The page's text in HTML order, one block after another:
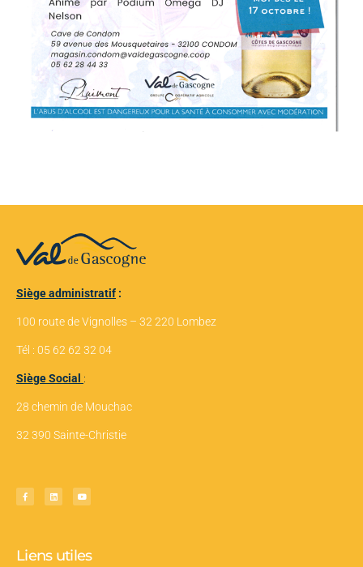
Siège administratif :
100 route de Vignolles – 32 220 Lombez
Tél : 05 62 62 32 04
Siège Social :
28 chemin de Mouchac
32 390 Sainte-Christie
Liens utiles